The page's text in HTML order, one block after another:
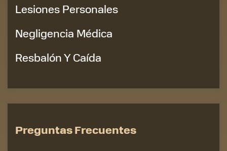
Lesiones Personales
Negligencia Médica
Resbalón Y Caída
Preguntas Frecuentes